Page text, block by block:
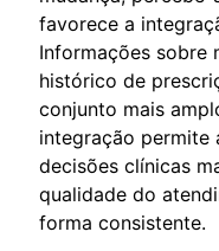
favorece a
Informações sobre
histórico de
conjunto mais
integração permite
decisões clínicas
qualidade do
forma consistente.